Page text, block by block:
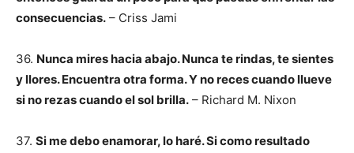
consecuencias. – Criss Jami
36. Nunca mires hacia abajo. Nunca te rindas, te sientes
y llores. Encuentra otra forma. Y no reces cuando llueve
si no rezas cuando el sol brilla. – Richard M. Nixon
37. Si me debo enamorar, lo haré. Si como resultado